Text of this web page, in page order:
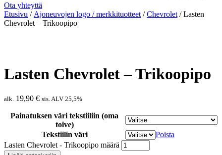
Ota yhteyttä
Etusivu / Ajoneuvojen logo / merkkituotteet /Chevrolet / Lasten
Chevrolet – Trikoopipo
Lasten Chevrolet – Trikoopipo
alk. 19,90 € sis. ALV 25,5%
Painatuksen väri tekstiiliin (oma
toive)
Tekstiilin väri
Poista
Lasten Chevrolet - Trikoopipo määrä